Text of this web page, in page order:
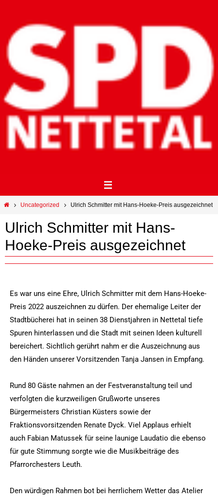
Uncategorized Ulrich Schmitter mit Hans-Hoeke-Preis ausgezeichnet
Ulrich Schmitter mit Hans-
Hoeke-Preis ausgezeichnet
Es war uns eine Ehre, Ulrich Schmitter mit dem Hans-Hoeke-
Preis 2022 auszeichnen zu dürfen. Der ehemalige Leiter der
Stadtbücherei hat in seinen 38 Dienstjahren in Nettetal tiefe
Spuren hinterlassen und die Stadt mit seinen Ideen kulturell
bereichert. Sichtlich gerührt nahm er die Auszeichnung aus
den Händen unserer Vorsitzenden Tanja Jansen in Empfang.
Rund 80 Gäste nahmen an der Festveranstaltung teil und
verfolgten die kurzweiligen Grußworte unseres
Bürgermeisters Christian Küsters sowie der
Fraktionsvorsitzenden Renate Dyck. Viel Applaus erhielt
auch Fabian Matussek für seine launige Laudatio die ebenso
für gute Stimmung sorgte wie die Musikbeiträge des
Pfarrorchesters Leuth.
Den würdigen Rahmen bot bei herrlichem Wetter das Atelier